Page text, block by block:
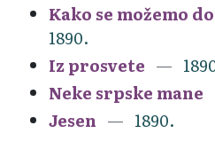
Kako se možemo
1890.
Iz prosvete
Neke srpske mane
Jesen
1890.